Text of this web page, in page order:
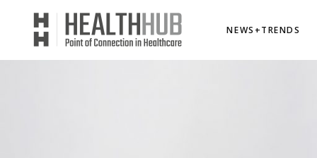
NEWS+TRENDS